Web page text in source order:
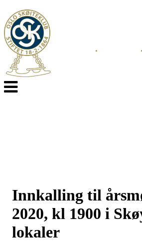
Veksle
navigasjon
Innkalling til
2020, kl 1900 i
lokaler